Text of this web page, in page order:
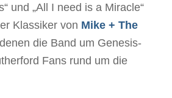
und „All I need is a Miracle“
Klassiker von Mike + The
die Band um Genesis-
Fans rund um die